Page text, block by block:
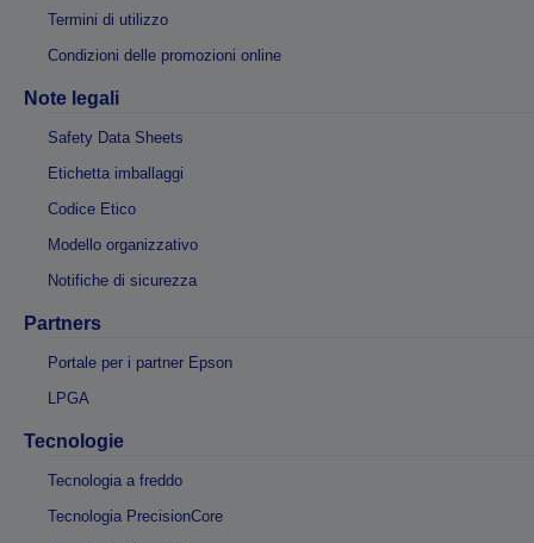
Termini di utilizzo
Condizioni delle promozioni online
Note legali
Safety Data Sheets
Etichetta imballaggi
Codice Etico
Modello organizzativo
Notifiche di sicurezza
Partners
Portale per i partner Epson
LPGA
Tecnologie
Tecnologia a freddo
Tecnologia PrecisionCore